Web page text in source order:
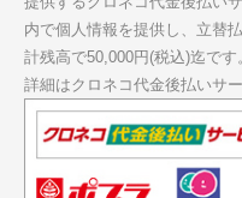
内で個人情報を提供し、立替
計残高で50,000円(税込)迄です
詳細はクロネコ代金後払いサ